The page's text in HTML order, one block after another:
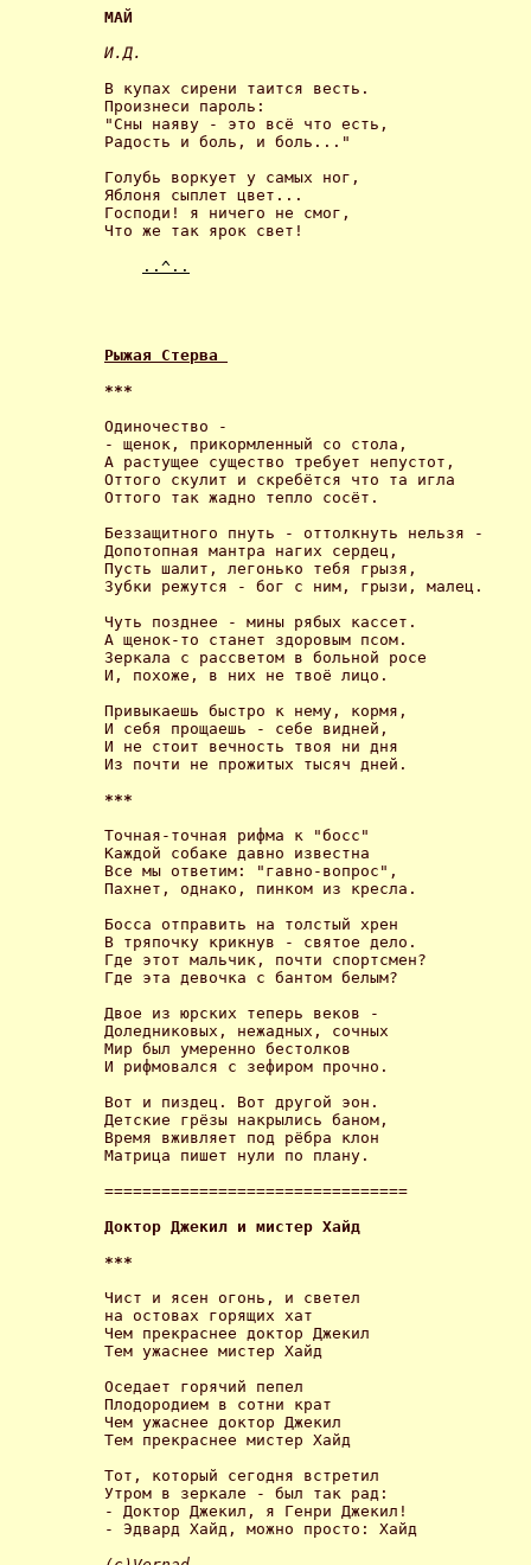
МАЙ
И.Д.
В купах сирени таится весть.
Произнеси пароль:
"Сны наяву - это всё что есть,
Радость и боль, и боль..."
Голубь воркует у самых ног,
Яблоня сыплет цвет...
Господи! я ничего не смог,
Что же так ярок свет!
..^..
Рыжая Стерва
***
Одиночество -
- щенок, прикормленный со стола,
А растущее существо требует непустот,
Оттого скулит и скребётся что та игла
Оттого так жадно тепло сосёт.
Беззащитного пнуть - оттолкнуть нельзя -
Допотопная мантра нагих сердец,
Пусть шалит, легонько тебя грызя,
Зубки режутся - бог с ним, грызи, малец.
Чуть позднее - мины рябых кассет.
А щенок-то станет здоровым псом.
Зеркала с рассветом в больной росе
И, похоже, в них не твоё лицо.
Привыкаешь быстро к нему, кормя,
И себя прощаешь - себе видней,
И не стоит вечность твоя ни дня
Из почти не прожитых тысяч дней.
***
Точная-точная рифма к "босс"
Каждой собаке давно известна
Все мы ответим: "гавно-вопрос",
Пахнет, однако, пинком из кресла.
Босса отправить на толстый хрен
В тряпочку крикнув - святое дело.
Где этот мальчик, почти спортсмен?
Где эта девочка с бантом белым?
Двое из юрских теперь веков -
Доледниковых, нежадных, сочных
Мир был умеренно бестолков
И рифмовался с зефиром прочно.
Вот и пиздец. Вот другой эон.
Детские грёзы накрылись баном,
Время вживляет под рёбра клон
Матрица пишет нули по плану.
================================
Доктор Джекил и мистер Хайд
***
Чист и ясен огонь, и светел
на остовах горящих хат
Чем прекраснее доктор Джекил
Тем ужаснее мистер Хайд
Оседает горячий пепел
Плодородием в сотни крат
Чем ужаснее доктор Джекил
Тем прекраснее мистер Хайд
Тот, который сегодня встретил
Утром в зеркале - был так рад:
- Доктор Джекил, я Генри Джекил!
- Эдвард Хайд, можно просто: Хайд